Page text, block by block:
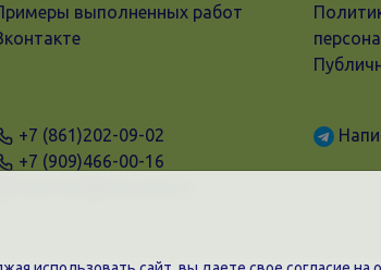
выполненных работ
+7 (861)202-09-02
+7 (909)466-00-16